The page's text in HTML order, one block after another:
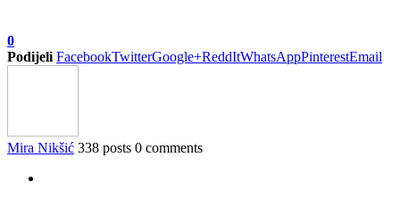
0
Podijeli FacebookTwitterGoogle+ReddItWhatsAppPinterestEmail
Mira Nikšić 338 posts 0 comments